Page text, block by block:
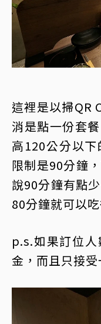
這裡是以掃QR
消是點一份套
高120公分以
限制是90分鐘
說90分鐘有點
80分鐘就可以
p.s.如果訂位
金，而且只接